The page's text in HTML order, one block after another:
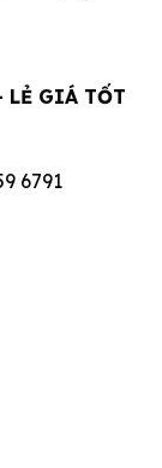
LẺ GIÁ TỐT
6791